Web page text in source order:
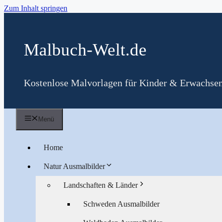
Zum Inhalt springen
Malbuch-Welt.de
Kostenlose Malvorlagen für Kinder &
Menü
Home
Natur Ausmalbilder
Landschaften & Länder
Schweden Ausmalbilder